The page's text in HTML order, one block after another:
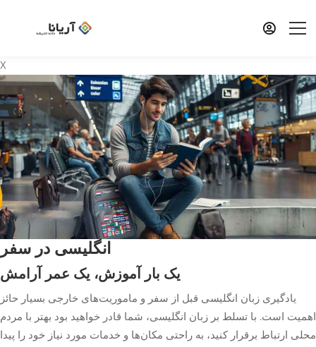
X
انگلیسی در سفر
یک بار آموزش، یک عمر آرامش
یادگیری زبان انگلیسی قبل از سفر و ماموریت‌های خارجی بسیار حائز
اهمیت است. با تسلط بر زبان انگلیسی، شما قادر خواهید بود بهتر با مردم
محلی ارتباط برقرار کنید، به راحتی مکان‌ها و خدمات مورد نیاز خود را پیدا